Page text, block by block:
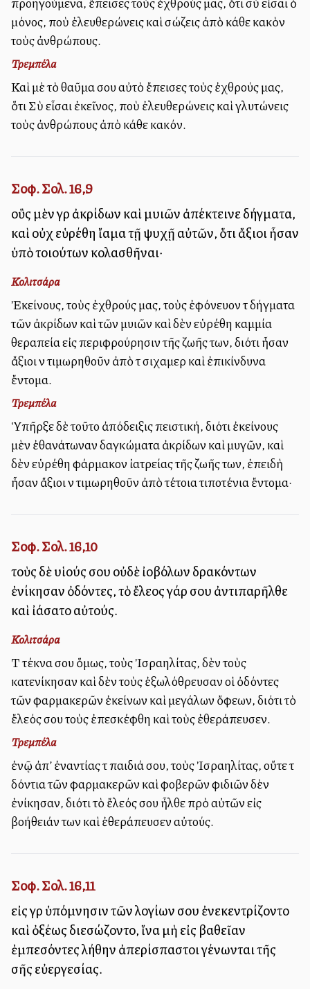
μόνος, ποὺ ἐλευθερώνεις καὶ σώζεις ἀπὸ κάθε κακὸν
τοὺς ἀνθρώπους.
Τρεμπέλα
Καὶ μὲ τὸ θαῦμα σου αὐτὸ ἔπεισες τοὺς ἐχθρούς μας,
ὅτι Σὺ εἶσαι ἐκεῖνος, ποὺ ἐλευθερώνεις καὶ γλυτώνεις
τοὺς ἀνθρώπους ἀπὸ κάθε κακόν.
Σοφ. Σολ. 16,9
οὓς μὲν γὰρ ἀκρίδων καὶ μυιῶν ἀπέκτεινε δήγματα,
καὶ οὐχ εὑρέθη ἴαμα τῇ ψυχῇ αὐτῶν, ὅτι ἄξιοι ἦσαν
ὑπὸ τοιούτων κολασθῆναι·
Κολιτσάρα
Ἐκείνους, τοὺς ἐχθρούς μας, τοὺς ἐφόνευον τὰ δήγματα
τῶν ἀκρίδων καὶ τῶν μυιῶν καὶ δὲν εὑρέθη καμμία
θεραπεία εἰς περιφρούρησιν τῆς ζωῆς των, διότι ἦσαν
ἄξιοι νὰ τιμωρηθοῦν ἀπὸ τὰ σιχαμερὰ καὶ ἐπικίνδυνα
ἔντομα.
Τρεμπέλα
Ὑπῆρξε δὲ τοῦτο ἀπόδειξις πειστική, διότι ἐκείνους
μὲν ἐθανάτωναν δαγκώματα ἀκρίδων καὶ μυγῶν, καὶ
δὲν εὑρέθη φάρμακον ἰατρείας τῆς ζωῆς των, ἐπειδὴ
ἦσαν ἄξιοι νὰ τιμωρηθοῦν ἀπὸ τέτοια τιποτένια ἔντομα·
Σοφ. Σολ. 16,10
τοὺς δὲ υἱούς σου οὐδὲ ἰοβόλων δρακόντων
ἐνίκησαν ὀδόντες, τὸ ἔλεος γάρ σου ἀντιπαρῆλθε
καὶ ἰάσατο αὐτούς.
Κολιτσάρα
Τὰ τέκνα σου ὅμως, τοὺς Ἰσραηλίτας, δὲν τοὺς
κατενίκησαν καὶ δὲν τοὺς ἐξωλόθρευσαν οἱ ὀδόντες
τῶν φαρμακερῶν ἐκείνων καὶ μεγάλων ὄφεων, διότι τὸ
ἔλεός σου τοὺς ἐπεσκέφθη καὶ τοὺς ἐθεράπευσεν.
Τρεμπέλα
ἐνῷ ἀπ’ ἐναντίας τὰ παιδιά σου, τοὺς Ἰσραηλίτας, οὔτε τὰ
δόντια τῶν φαρμακερῶν καὶ φοβερῶν φιδιῶν δὲν
ἐνίκησαν, διότι τὸ ἔλεός σου ἦλθε πρὸ αὐτῶν εἰς
βοήθειάν των καὶ ἐθεράπευσεν αὐτούς.
Σοφ. Σολ. 16,11
εἰς γὰρ ὑπόμνησιν τῶν λογίων σου ἐνεκεντρίζοντο
καὶ ὀξέως διεσώζοντο, ἵνα μὴ εἰς βαθεῖαν
ἐμπεσόντες λήθην ἀπερίσπαστοι γένωνται τῆς
σῆς εὐεργεσίας.